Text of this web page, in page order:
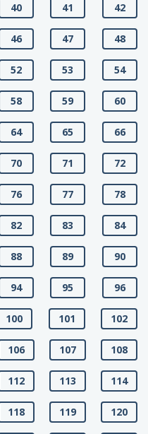
40 41 42
46 47 48
52 53 54
58 59 60
64 65 66
70 71 72
76 77 78
82 83 84
88 89 90
94 95 96
100 101 102
106 107 108
112 113 114
118 119 120